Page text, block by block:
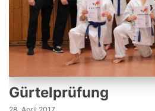
Gürtelprüfung